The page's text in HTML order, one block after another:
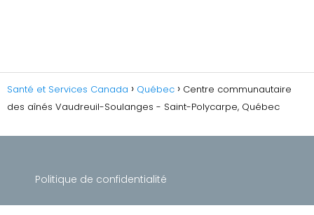
Santé et Services Canada Québec
Centre communautaire
des aînés Vaudreuil-Soulanges - Saint-Polycarpe, Québec
Politique de confidentialité